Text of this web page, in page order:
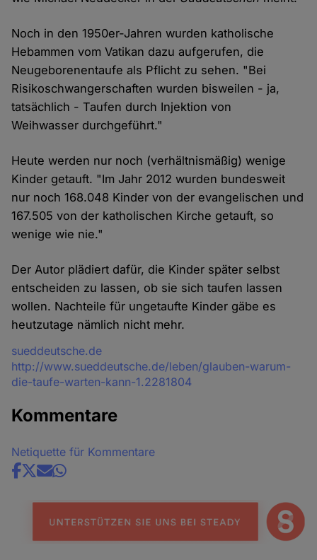
Noch in den 1950er-Jahren wurden katholische
Hebammen vom Vatikan dazu aufgerufen, die
Neugeborenentaufe als Pflicht zu sehen. "Bei
Risikoschwangerschaften wurden bisweilen - ja,
tatsächlich - Taufen durch Injektion von
Weihwasser durchgeführt."
Heute werden nur noch (verhältnismäßig) wenige
Kinder getauft. "Im Jahr 2012 wurden bundesweit
nur noch 168.048 Kinder von der evangelischen und
167.505 von der katholischen Kirche getauft, so
wenige wie nie."
Der Autor plädiert dafür, die Kinder später selbst
entscheiden zu lassen, ob sie sich taufen lassen
wollen. Nachteile für ungetaufte Kinder gäbe es
heutzutage nämlich nicht mehr.
Quelle
sueddeutsche.de
http://www.sueddeutsche.de/leben/glauben-warum-
die-taufe-warten-kann-1.2281804
Kommentare
Netiquette für Kommentare
Share
news